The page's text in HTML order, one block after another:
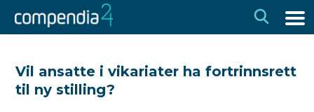
Vil ansatte i vikariater ha fortrinnsrett
til ny stilling?